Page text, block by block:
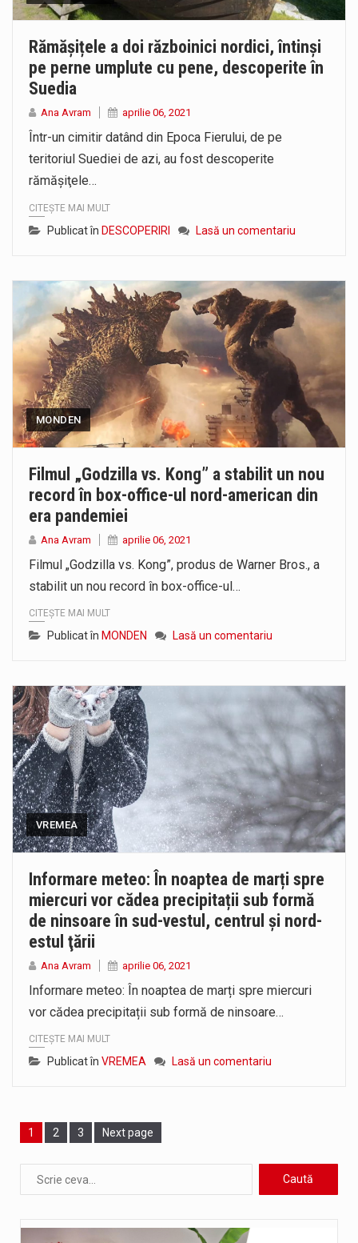
Rămășițele a doi războinici nordici, întinși
pe perne umplute cu pene, descoperite în
Suedia
Ana Avram aprilie 06, 2021
Într-un cimitir datând din Epoca Fierului, de pe
teritoriul Suediei de azi, au fost descoperite
rămăşiţele…
CITEȘTE MAI MULT
Publicat în DESCOPERIRI Lasă un comentariu
MONDEN
Filmul „Godzilla vs. Kong” a stabilit un nou
record în box-office-ul nord-american din
era pandemiei
Ana Avram aprilie 06, 2021
Filmul „Godzilla vs. Kong”, produs de Warner Bros., a
stabilit un nou record în box-office-ul…
CITEȘTE MAI MULT
Publicat în MONDEN Lasă un comentariu
VREMEA
Informare meteo: În noaptea de marți spre
miercuri vor cădea precipitații sub formă
de ninsoare în sud-vestul, centrul și nord-
estul ţării
Ana Avram aprilie 06, 2021
Informare meteo: În noaptea de marți spre miercuri
vor cădea precipitații sub formă de ninsoare…
CITEȘTE MAI MULT
Publicat în VREMEA Lasă un comentariu
Page
1 Page
2 Page
3 Next page